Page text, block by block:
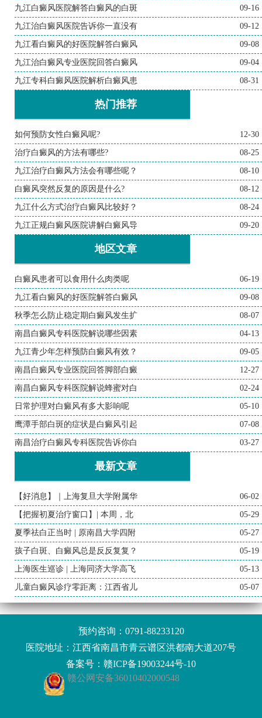
九江白癜风医院解答白癜风的白斑 09-16
九江治白癜风医院告诉你一直没有 09-12
九江看白癜风的好医院解答白癜风 09-08
九江治白癜风专业医院回答白癜风 09-04
九江专科白癜风医院解析白癜风患 08-31
热门推荐
如何预防女性白癜风呢? 12-30
治疗白癜风的方法有哪些? 08-25
九江治疗白癜风方法会有哪些呢？ 08-10
白癜风突然反复的原因是什么? 08-12
九江什么方式治疗白癜风比较好？ 08-24
九江正规白癜风医院讲解白癜风导 09-20
地区文章
白癜风患者可以食用什么肉类呢 06-19
九江看白癜风的好医院解答白癜风 09-08
秋季怎么防止稳定期白癜风发生扩 08-07
南昌白癜风专科医院解说哪些因素 04-13
九江青少年怎样预防白癜风有效？ 09-05
南昌白癜风专业医院回答脚部白癜 12-27
南昌白癜风专科医院解说蜂蜜对白 02-24
日常护理对白癜风有多大影响呢 05-10
鹰潭手部白斑的症状是白癜风引起 07-08
南昌治疗白癜风专科医院告诉你白 03-27
最新文章
【好消息】｜上海复旦大学附属华 06-02
【把握初夏治疗窗口】| 本周，北 05-29
夏季祛白正当时 | 原南昌大学四附 05-27
孩子白斑、白癜风总是反反复复？ 05-19
上海医生巡诊 | 上海同济大学高飞 05-13
儿童白癜风诊疗零距离：江西省儿 05-07
预约咨询： 0791-88233120
医院地址：江西省南昌市青云谱区洪都南大道207号
备案号： 赣ICP备19003244号-10
赣公网安备36010402000548